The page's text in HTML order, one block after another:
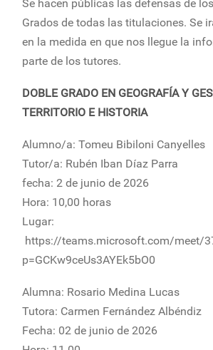
Se hacen públicas las defensas de
Grados de todas las titulaciones. Se
en la medida en que nos llegue la
parte de los tutores.
DOBLE GRADO EN GEOGRAFÍA Y
TERRITORIO E HISTORIA
Alumno/a: Tomeu Bibiloni Canyelles
Tutor/a: Rubén Iban Díaz Parra
fecha: 2 de junio de 2026
Hora: 10,00 horas
Lugar:
https://teams.microsoft.com/meet/
p=GCKw9ceUs3AYEk5bO0
Alumna: Rosario Medina Lucas
Tutora: Carmen Fernández Albéndiz
Fecha: 02 de junio de 2026